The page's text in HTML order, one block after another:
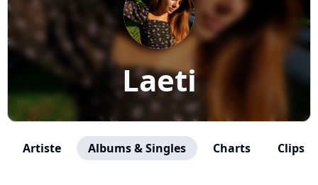
Laeti
Artiste Albums & Singles Charts Clips